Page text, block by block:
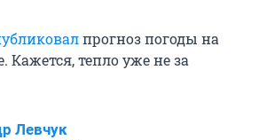
прогноз погоды на
Кажется, тепло уже не за
Левчук